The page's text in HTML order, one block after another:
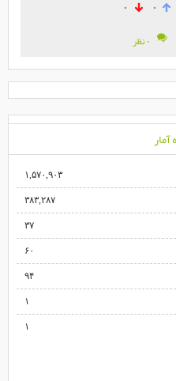
۱,۵۷۰,۹۰۳
۳۸۳,۲۸۷